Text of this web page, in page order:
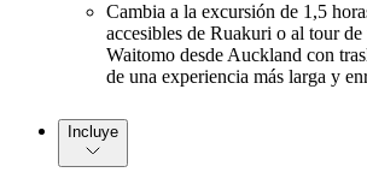
Cambia a la excursión de 1,5
accesibles de Ruakuri o al tour
Waitomo desde Auckland con
de una experiencia más larga y
Incluye